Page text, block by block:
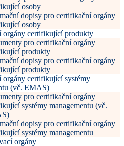
osoby
dopisy pro certifikační orgány
osoby
orgány certifikující produkty
pro certifikační orgány
produkty
dopisy pro certifikační orgány
produkty
orgány certifikující systémy
(vč. EMAS)
pro certifikační orgány
systémy managementu (vč.
dopisy pro certifikační orgány
systémy managementu
orgány